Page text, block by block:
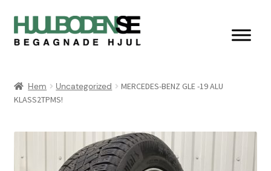
Hoppa
till
Hoppa
till
Hem
Integritetspolicy
Hem Uncategorized
MERCEDES-BENZ GLE -19 ALU
KLASS2TPMS!